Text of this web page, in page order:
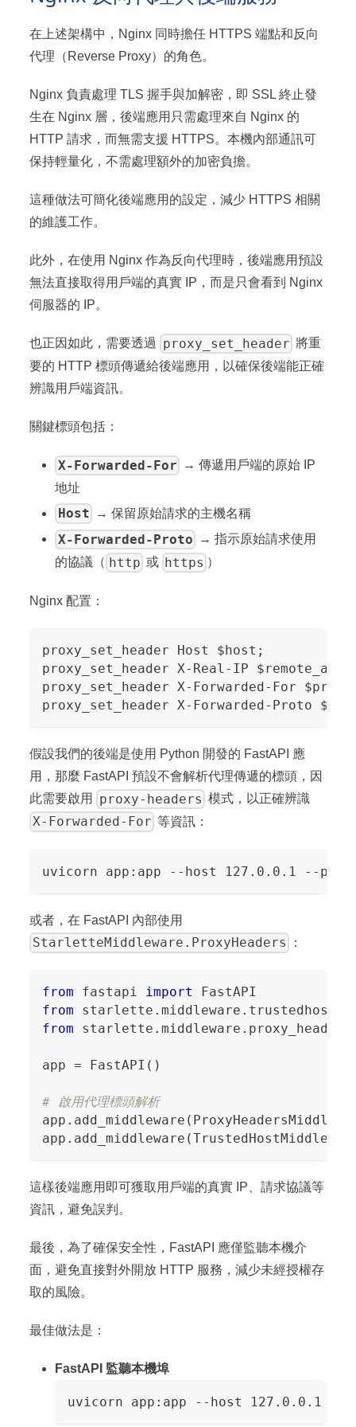
在上述架構中，Nginx 同時擔任 HTTPS 端點和反向
代理（Reverse Proxy）的角色。
Nginx 負責處理 TLS 握手與加解密，即 SSL 終止發
生在 Nginx 層，後端應用只需處理來自 Nginx 的
HTTP 請求，而無需支援 HTTPS。本機內部通訊可
保持輕量化，不需處理額外的加密負擔。
這種做法可簡化後端應用的設定，減少 HTTPS 相關
的維護工作。
此外，在使用 Nginx 作為反向代理時，後端應用預設
無法直接取得用戶端的真實 IP，而是只會看到 Nginx
伺服器的 IP。
也正因如此，需要透過 proxy_set_header 將重
要的 HTTP 標頭傳遞給後端應用，以確保後端能正確
辨識用戶端資訊。
關鍵標頭包括：
X-Forwarded-For
→ 傳遞用戶端的原始 IP
地址
Host → 保留原始請求的主機名稱
X-Forwarded-Proto
→ 指示原始請求使用
的協議（ http 或 https ）
Nginx 配置：
proxy_set_header Host $host;
proxy_set_header X-Real-IP
proxy_set_header X-Forwarded-For
proxy_set_header X-Forwarded-Proto
假設我們的後端是使用 Python 開發的 FastAPI 應
用，那麼 FastAPI 預設不會解析代理傳遞的標頭，因
此需要啟用
proxy-headers 模式，以正確辨識
X-Forwarded-For 等資訊：
uvicorn app:app --host 127.0.0.1 --port
或者，在 FastAPI 內部使用
StarletteMiddleware.ProxyHeaders ：
from fastapi import
FastAPI
from starlette .middleware . trustedhost
from starlette .middleware .
app = FastAPI ( )
# 啟用代理標頭解析
app . add_middleware (
app . add_middleware (
這樣後端應用即可獲取用戶端的真實 IP、請求協議等
資訊，避免誤判。
最後，為了確保安全性，FastAPI 應僅監聽本機介
面，避免直接對外開放 HTTP 服務，減少未經授權存
取的風險。
最佳做法是：
FastAPI 監聽本機埠
uvicorn app:app --host 127.0.0.1 --